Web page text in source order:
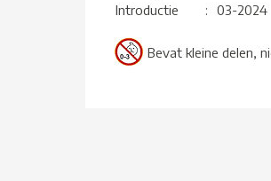
Introductie
: 03-2024
Bevat kleine delen,